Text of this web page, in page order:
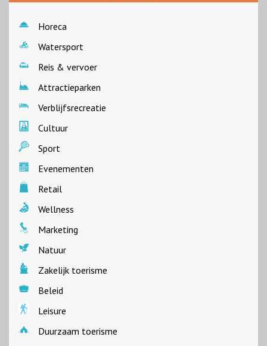
Horeca
Watersport
Reis & vervoer
Attractieparken
Verblijfsrecreatie
Cultuur
Sport
Evenementen
Retail
Wellness
Marketing
Natuur
Zakelijk toerisme
Beleid
Leisure
Duurzaam toerisme